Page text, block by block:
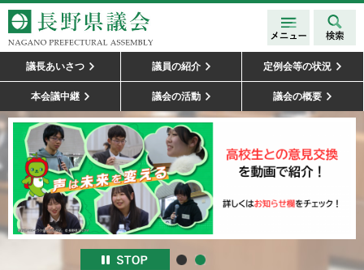
長野県議会
NAGANO
PREFECTURAL
ASSEMBLY
メニュ
ー
検索
議長あいさつ 議員の紹介 定例会等の状況
本会議中継 議会の活動 議会の概要